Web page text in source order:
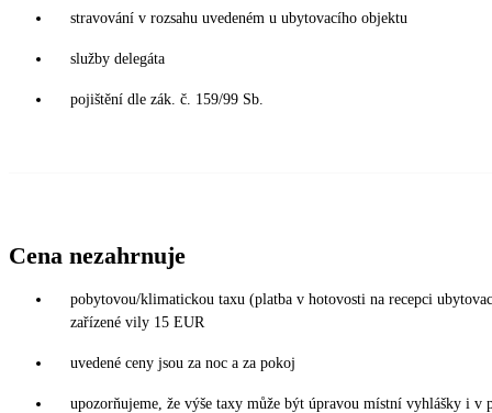
stravování v rozsahu uvedeném u ubytovacího objektu
služby delegáta
pojištění dle zák. č. 159/99 Sb.
Cena nezahrnuje
pobytovou/klimatickou taxu (platba v hotovosti na recepci
zařízené vily 15 EUR
uvedené ceny jsou za noc a za pokoj
upozorňujeme, že výše taxy může být úpravou místní vyhlášky i